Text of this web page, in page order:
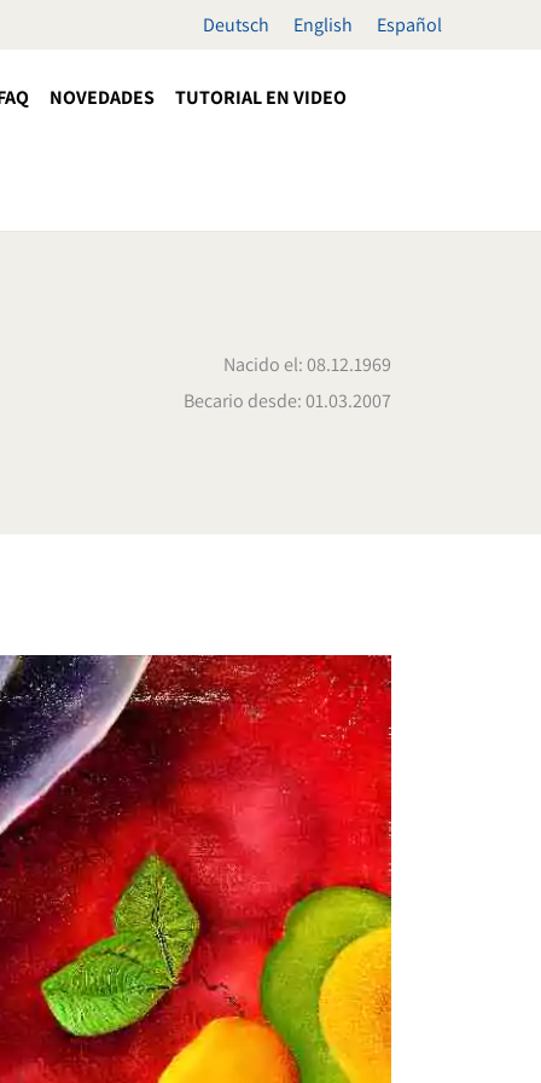
Deutsch English Español
NOVEDADES TUTORIAL EN VIDEO
Nacido el: 08.12.1969
Becario desde: 01.03.2007